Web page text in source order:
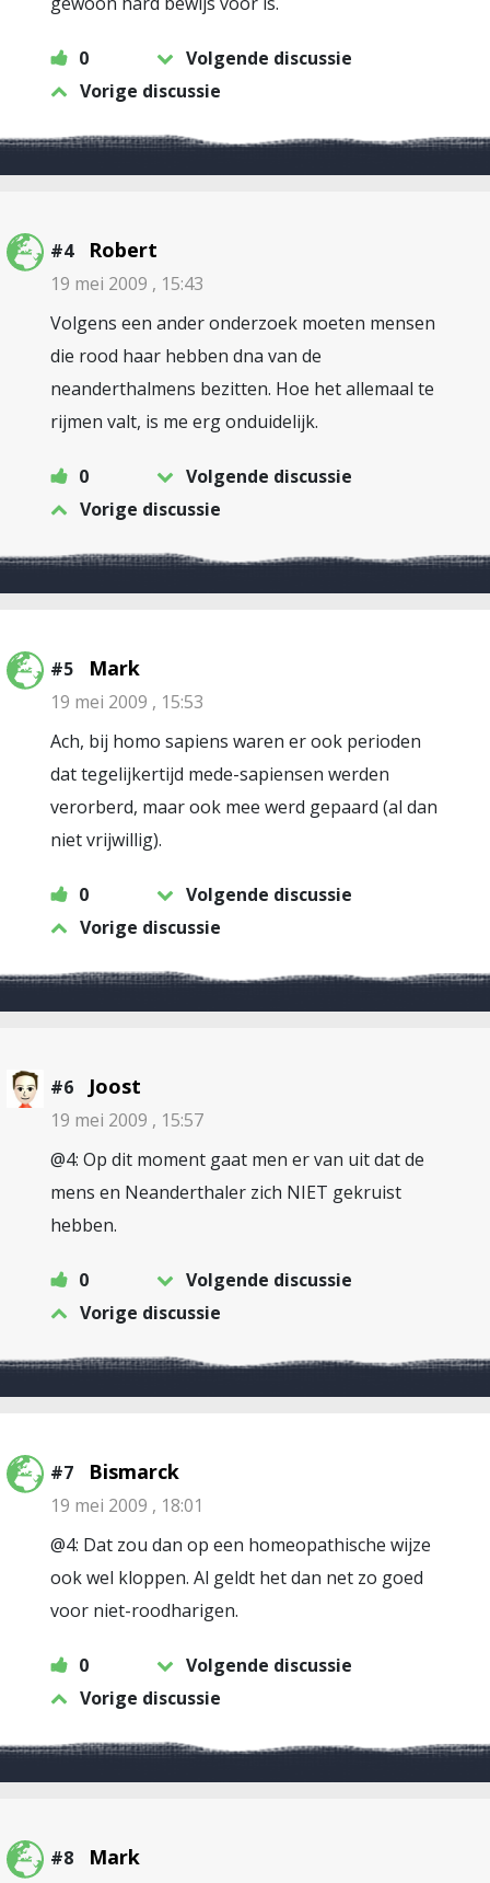
0
Volgende discussie
Vorige discussie
#4 Robert
19 mei 2009 , 15:43
Volgens een ander onderzoek moeten mensen
die rood haar hebben dna van de
neanderthalmens bezitten. Hoe het allemaal te
rijmen valt, is me erg onduidelijk.
0
Volgende discussie
Vorige discussie
#5 Mark
19 mei 2009 , 15:53
Ach, bij homo sapiens waren er ook perioden
dat tegelijkertijd mede-sapiensen werden
verorberd, maar ook mee werd gepaard (al dan
niet vrijwillig).
0
Volgende discussie
Vorige discussie
#6 Joost
19 mei 2009 , 15:57
@4: Op dit moment gaat men er van uit dat de
mens en Neanderthaler zich NIET gekruist
hebben.
0
Volgende discussie
Vorige discussie
#7 Bismarck
19 mei 2009 , 18:01
@4: Dat zou dan op een homeopathische wijze
ook wel kloppen. Al geldt het dan net zo goed
voor niet-roodharigen.
0
Volgende discussie
Vorige discussie
#8 Mark